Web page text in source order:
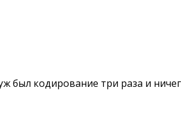
был кодирование три раза и